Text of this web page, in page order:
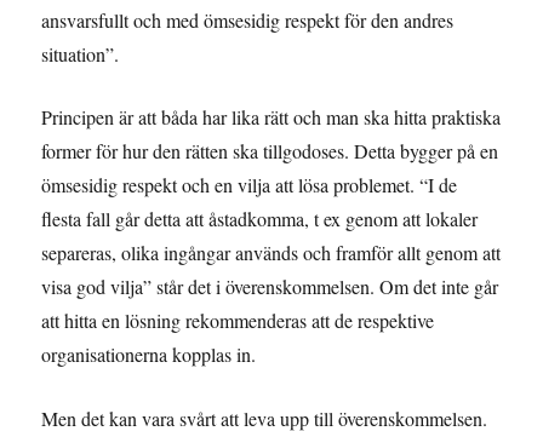
ansvarsfullt och med ömsesidig respekt för den andres
situation”.
Principen är att båda har lika rätt och man ska hitta praktiska
former för hur den rätten ska tillgodoses. Detta bygger på en
ömsesidig respekt och en vilja att lösa problemet. “I de
flesta fall går detta att åstadkomma, t ex genom att lokaler
separeras, olika ingångar används och framför allt genom att
visa god vilja” står det i överenskommelsen. Om det inte går
att hitta en lösning rekommenderas att de respektive
organisationerna kopplas in.
Men det kan vara svårt att leva upp till överenskommelsen.